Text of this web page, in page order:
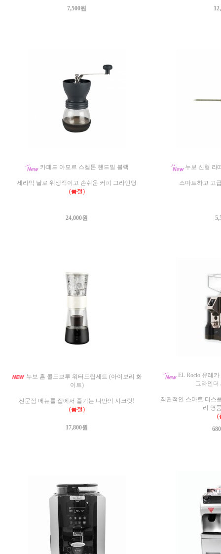
7,500원
카페드 아모르 스켈톤 핸드밀 블랙
세라믹 날로 위생적이고 손쉬운 커피 그라인딩
(품절)
24,000원
누보 신형 라
스마트하고 고
누보 홈 콜드브루 워터드립세트 (아이보리 화
이트)
전문점 메뉴를 집에서 즐기는 나만의 시크릿!
(품절)
17,800원
EL Rocio 유레
그라인더
직관적인 스마트 디스
리 명
(